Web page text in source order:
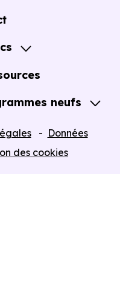
neuf en VEFA
neufs
Jeanbrun
Données
des cookies